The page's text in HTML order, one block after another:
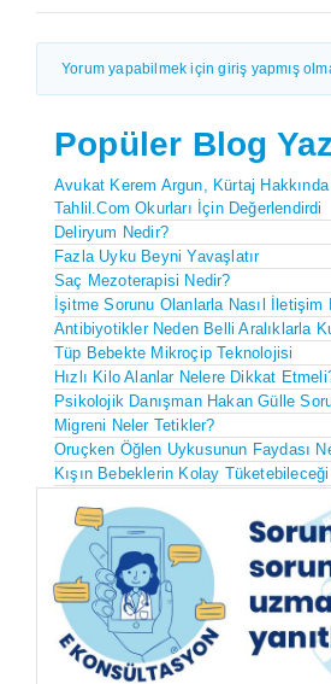
Yorum yapabilmek için giriş yapmış
Popüler Blog
Avukat Kerem Argun, Kürtaj
Tahlil.com Okurları İçin Değerlendirdi
Deliryum Nedir?
Fazla Uyku Beyni Yavaşlatır
Saç Mezoterapisi Nedir?
İşitme Sorunu Olanlarla Nasıl İletişim
Antibiyotikler Neden Belli Aralıklarla
Tüp Bebekte Mikroçip Teknolojisi
Hızlı Kilo Alanlar Nelere Dikkat
Psikolojik Danışman Hakan Gülle
Migreni Neler Tetikler?
Oruçken Öğlen Uykusunun Faydası
Kışın Bebeklerin Kolay Tüketebileceği